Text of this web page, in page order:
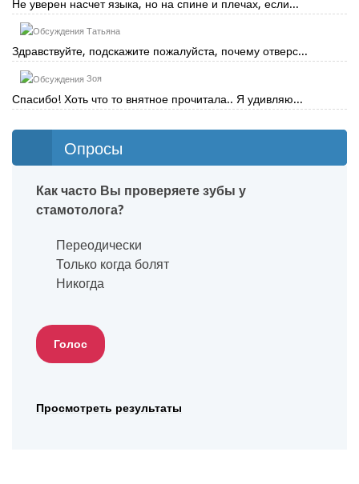
Не уверен насчет языка, но на спине и плечах, если...
Татьяна
Здравствуйте, подскажите пожалуйста, почему отверс...
Зоя
Спасибо! Хоть что то внятное прочитала.. Я удивляю...
Опросы
Как часто Вы проверяете зубы у
стамотолога?
Переодически
Только когда болят
Никогда
Просмотреть результаты